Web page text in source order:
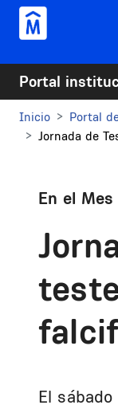
Pasar al contenido
Portal
Inicio
Portal
Jornada de
En el
El sábado